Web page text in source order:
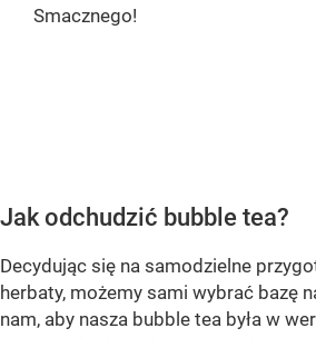
Smacznego!
Jak odchudzić bubble tea?
Decydując się na samodzielne
herbaty, możemy sami wybrać bazę
nam, aby nasza bubble tea była w